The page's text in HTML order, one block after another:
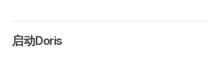
启动Doris